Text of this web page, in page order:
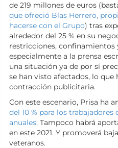
de 219 millones de euros
que ofreció Blas Herrero,
hacerse con el Grupo) tras
alrededor del 25 % en su
restricciones, confinamientos
especialmente a la prensa
una situación ya de por sí
se han visto afectados, lo que
contracción publicitaria.
Con este escenario, Prisa ha
del 10 % para los
anuales. Tampoco habrá
en este 2021. Y promoverá
veteranos.